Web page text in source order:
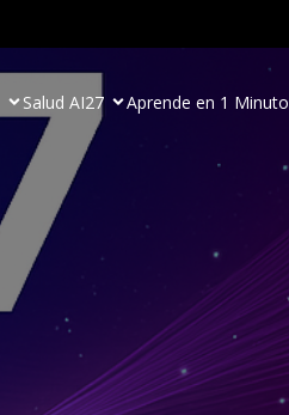
Salud AI27 Aprende en 1 Minuto